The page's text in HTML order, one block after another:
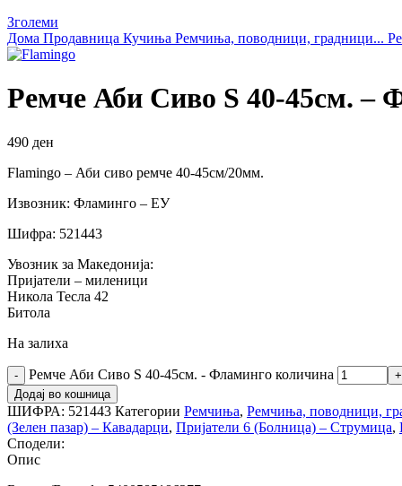
Зголеми
Дома Продавница Кучиња Ремчиња, поводници, градници...
Ремче Аби Сиво S 40-45см. –
490 ден
Flamingo – Аби сиво ремче 40-45см/20мм.
Извозник: Фламинго – ЕУ
Шифра: 521443
Увозник за Македонија:
Пријатели – миленици
Никола Тесла 42
Битола
На залиха
Ремче Аби Сиво S 40-45см. - Фламинго количина
Додај во кошница
ШИФРА: 521443 Категории Ремчиња, Ремчиња, поводници,
(Зелен пазар) – Кавадарци, Пријатели 6 (Болница) – Струмица,
Сподели:
Опис